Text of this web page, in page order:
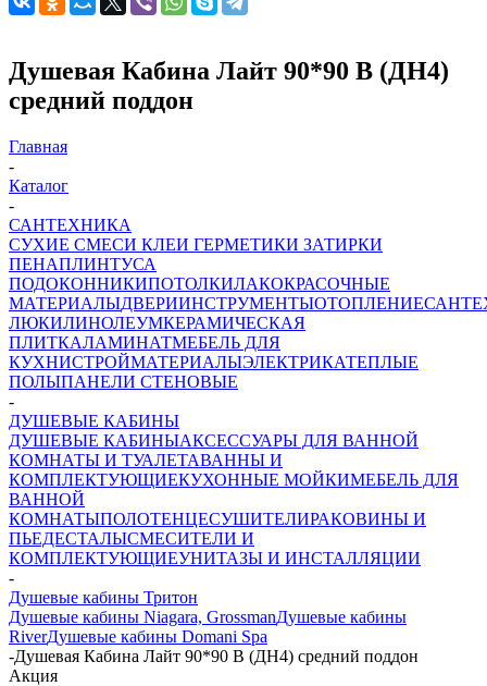
Душевая Кабина Лайт 90*90 В (ДН4)
средний поддон
Главная
-
Каталог
-
САНТЕХНИКА
СУХИЕ СМЕСИ КЛЕИ ГЕРМЕТИКИ ЗАТИРКИ
ПЕНАПЛИНТУСА
ПОДОКОННИКИПОТОЛКИЛАКОКРАСОЧНЫЕ
МАТЕРИАЛЫДВЕРИИНСТРУМЕНТЫОТОПЛЕНИЕ
ЛЮКИЛИНОЛЕУМКЕРАМИЧЕСКАЯ
ПЛИТКАЛАМИНАТМЕБЕЛЬ ДЛЯ
КУХНИСТРОЙМАТЕРИАЛЫЭЛЕКТРИКАТЕПЛЫЕ
ПОЛЫПАНЕЛИ СТЕНОВЫЕ
-
ДУШЕВЫЕ КАБИНЫ
ДУШЕВЫЕ КАБИНЫАКСЕССУАРЫ ДЛЯ ВАННОЙ
КОМНАТЫ И ТУАЛЕТАВАННЫ И
КОМПЛЕКТУЮЩИЕКУХОННЫЕ МОЙКИМЕБЕЛЬ ДЛЯ
ВАННОЙ
КОМНАТЫПОЛОТЕНЦЕСУШИТЕЛИРАКОВИНЫ И
ПЬЕДЕСТАЛЫСМЕСИТЕЛИ И
КОМПЛЕКТУЮЩИЕУНИТАЗЫ И ИНСТАЛЛЯЦИИ
-
Душевые кабины Тритон
Душевые кабины Niagara, GrossmanДушевые кабины
RiverДушевые кабины Domani Spa
-Душевая Кабина Лайт 90*90 В (ДН4) средний поддон
Акция